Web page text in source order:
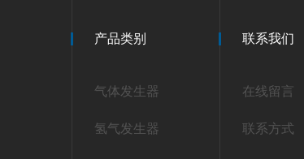
产品类别
气体发生器
氢气发生器
联系我们
在线留言
联系方式